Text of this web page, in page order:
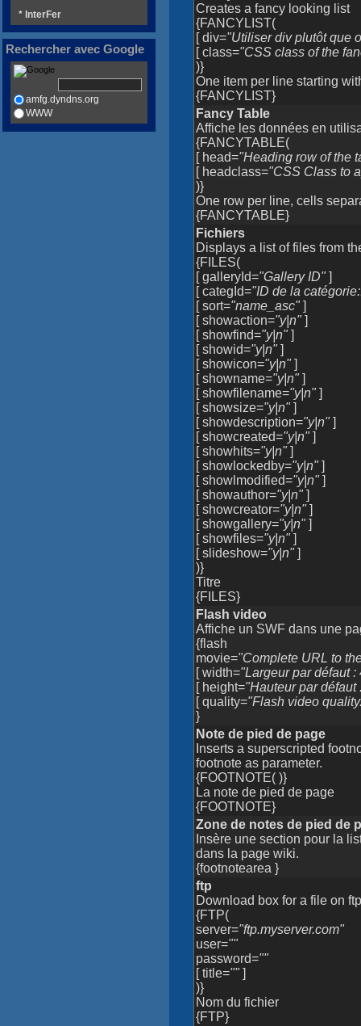
Creates a fancy looking list
{FANCYLIST(
[ div="Utiliser div plutôt que
[ class="CSS class of the
)}
One item per line starting
{FANCYLIST}
Fancy Table
Affiche les données en
{FANCYTABLE(
[ head="Heading row of the
[ headclass="CSS Class to
)}
One row per line, cells
{FANCYTABLE}
Fichiers
Displays a list of files from
{FILES(
[ galleryId="Gallery ID"]
[ categId="ID de la
[ sort="name_asc"]
[ showaction="y|n"]
[ showfind="y|n"]
[ showid="y|n"]
[ showicon="y|n"]
[ showname="y|n"]
[ showfilename="y|n"]
[ showsize="y|n"]
[ showdescription="y|n"]
[ showcreated="y|n"]
[ showhits="y|n"]
[ showlockedby="y|n"]
[ showlmodified="y|n"]
[ showauthor="y|n"]
[ showcreator="y|n"]
[ showgallery="y|n"]
[ showfiles="y|n"]
[ slideshow="y|n"]
)}
Titre
{FILES}
Flash video
Affiche un SWF dans une
{flash
movie="Complete URL to
[ width="Largeur par défaut :
[ height="Hauteur par défaut
[ quality="Flash video
}
Note de pied de page
Inserts a superscripted
footnote as parameter.
{FOOTNOTE( )}
La note de pied de page
{FOOTNOTE}
Zone de notes de pied de
Insère une section pour la
dans la page wiki.
{footnotearea }
ftp
Download box for a file on
{FTP(
server="ftp.myserver.com"
user=""
password=""
[ title=""]
)}
Nom du fichier
{FTP}
* InterFer
Rechercher avec Google
amfg.dyndns.org
WWW